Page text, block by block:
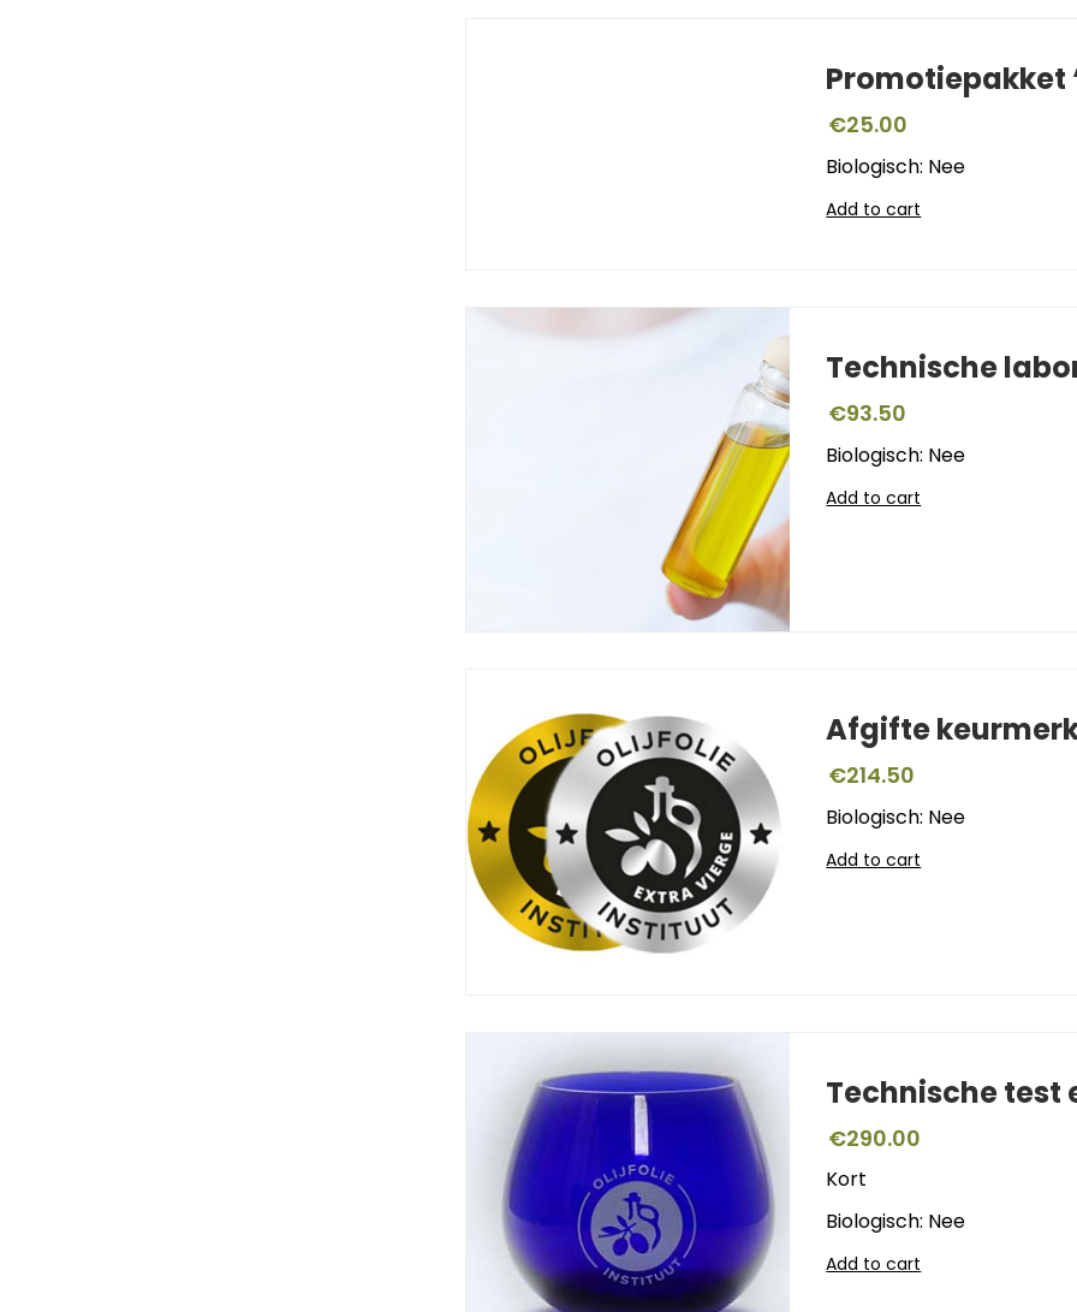
Promotiepakket
€25.00
Biologisch: Nee
Add to cart
Technische
€93.50
Biologisch: Nee
Add to cart
Afgifte
€214.50
Biologisch: Nee
Add to cart
Technische test
€290.00
Kort
Biologisch: Nee
Add to cart